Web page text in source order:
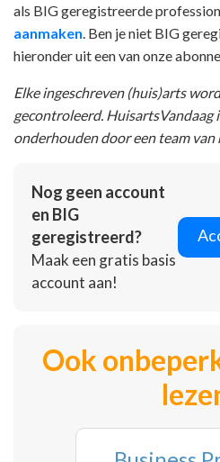
als BIG geregistreerde
aanmaken . Ben je niet BIG
hieronder uit een van onze
Elke ingeschreven (huis)arts
gecontroleerd.
onderhouden door een team van
Nog geen account
en BIG
geregistreerd?
Maak een gratis basis
account aan!
Ook